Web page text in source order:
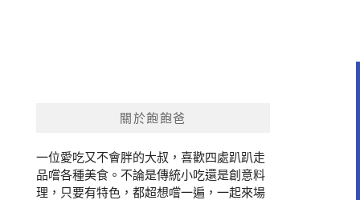
關於飽飽爸
一位愛吃又不會胖的大叔，喜歡四處趴趴走
品嚐各種美食。不論是傳統小吃還是創意料
理，只要有特色，都超想嚐一遍，一起來場